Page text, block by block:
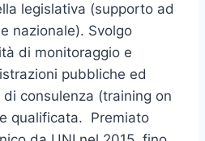
legislativa (supporto ad
nazionale). Svolgo
di monitoraggio e
pubbliche ed
consulenza (training on
qualificata. Premiato